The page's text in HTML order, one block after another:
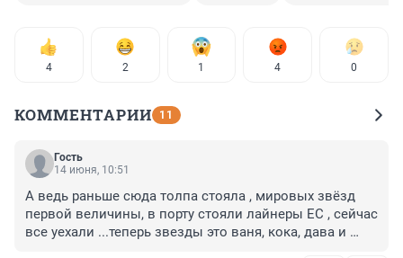
4 2 1 4 0
КОММЕНТАРИИ 11
Гость
14 июня, 10:51
А ведь раньше сюда толпа стояла , мировых звёзд
первой величины, в порту стояли лайнеры ЕС , сейчас
все уехали ...теперь звезды это ваня, кока, дава и